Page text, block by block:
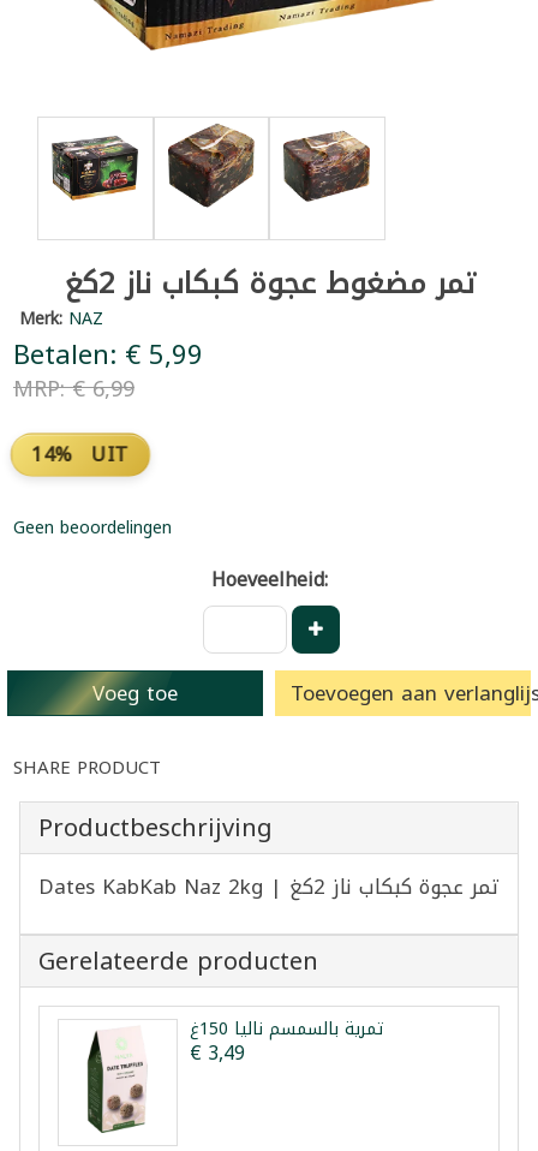
تمر مضغوط عجوة كبكاب ناز 2كغ
Merk: NAZ
Betalen: € 5,99
MRP: € 6,99
14% UIT
Geen beoordelingen
Hoeveelheid:
Voeg toe Toevoegen aan
SHARE PRODUCT
Productbeschrijving
Dates KabKab Naz 2kg | تمر عجوة كبكاب ناز 2كغ
Gerelateerde producten
تمرية بالسمسم نالیا 150غ
€ 3,49